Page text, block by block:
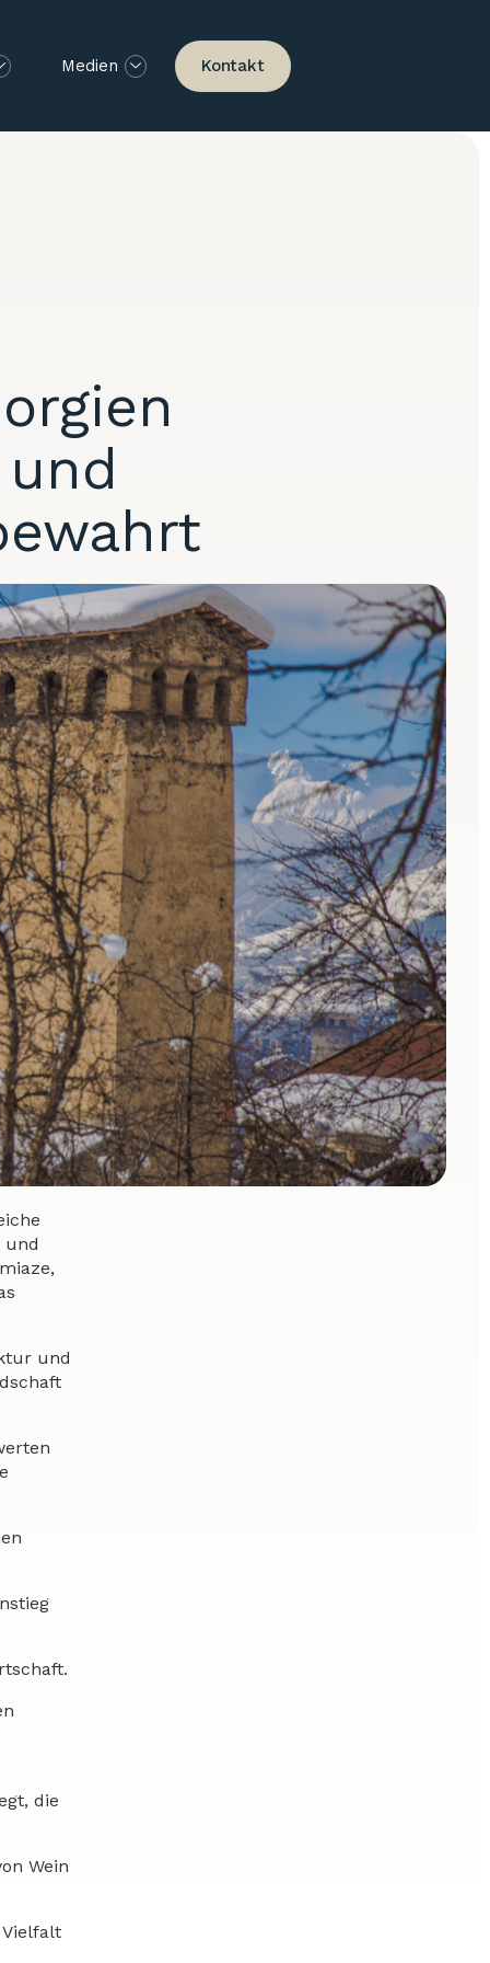
Medien Kontakt
und
und
die
Wein
Vielfalt